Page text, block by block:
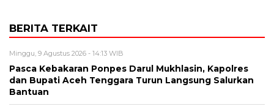
BERITA TERKAIT
Minggu, 9 Agustus 2026 - 14:13 WIB
Pasca Kebakaran Ponpes Darul Mukhlasin, Kapolres
dan Bupati Aceh Tenggara Turun Langsung Salurkan
Bantuan